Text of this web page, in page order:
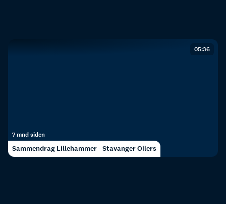
05:36
7 mnd siden
Sammendrag Lillehammer - Stavanger Oilers